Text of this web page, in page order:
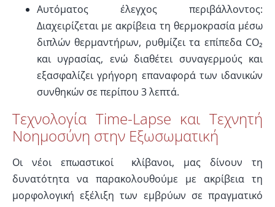
Αυτόματος έλεγχος περιβάλλοντος:
Διαχειρίζεται με ακρίβεια τη θερμοκρασία μέσω
διπλών θερμαντήρων, ρυθμίζει τα επίπεδα CO₂
και υγρασίας, ενώ διαθέτει συναγερμούς και
εξασφαλίζει γρήγορη επαναφορά των ιδανικών
συνθηκών σε περίπου 3 λεπτά.
Τεχνολογία Time-Lapse και Τεχνητή
Νοημοσύνη στην Εξωσωματική
Οι νέοι επωαστικοί κλίβανοι, μας δίνουν τη
δυνατότητα να παρακολουθούμε με ακρίβεια τη
μορφολογική εξέλιξη των εμβρύων σε πραγματικό